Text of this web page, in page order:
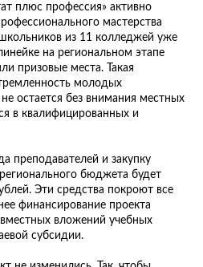
плюс профессия» активно
мастерства
из 11 колледжей уже
на региональном этапе
призовые места. Такая
молодых
остается без внимания местных
в квалифицированных и
преподавателей и закупку
бюджета будет
Эти средства покроют все
финансирование проекта
вложений учебных
субсидии.